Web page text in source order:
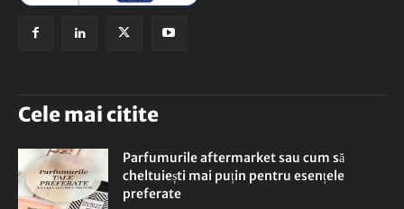
Cele mai citite
Parfumurile aftermarket sau cum să
cheltuiești mai puțin pentru esențele
preferate